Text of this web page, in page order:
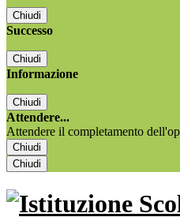
Chiudi
Successo
Chiudi
Informazione
Chiudi
Attendere...
Attendere il completamento
Chiudi
Chiudi